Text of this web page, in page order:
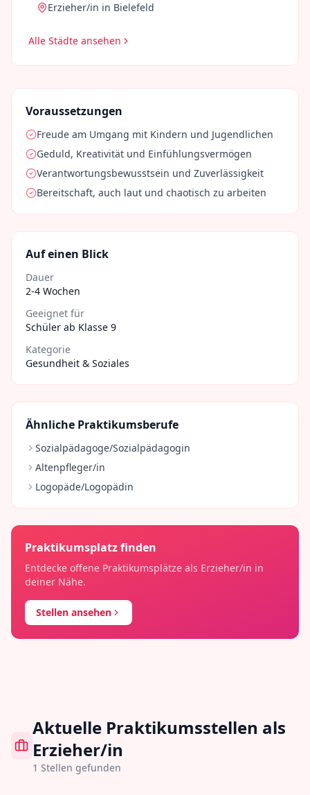
Erzieher/in in Bielefeld
Alle Städte ansehen
Voraussetzungen
Freude am Umgang mit Kindern und Jugendlichen
Geduld, Kreativität und Einfühlungsvermögen
Verantwortungsbewusstsein und Zuverlässigkeit
Bereitschaft, auch laut und chaotisch zu arbeiten
Auf einen Blick
Dauer
2-4 Wochen
Geeignet für
Schüler ab Klasse 9
Kategorie
Gesundheit & Soziales
Ähnliche Praktikumsberufe
Sozialpädagoge/Sozialpädagogin
Altenpfleger/in
Logopäde/Logopädin
Praktikumsplatz finden
Entdecke offene Praktikumsplätze als Erzieher/in in
deiner Nähe.
Stellen ansehen
Aktuelle Praktikumsstellen als
Erzieher/in
1 Stellen gefunden